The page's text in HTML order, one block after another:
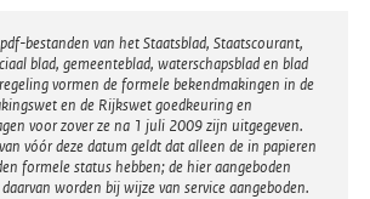
bestanden van het Staatsblad, Staatscourant,
blad, gemeenteblad, waterschapsblad en blad
vormen de formele bekendmakingen in de
en de Rijkswet goedkeuring en
voor zover ze na 1 juli 2009 zijn uitgegeven.
vóór deze datum geldt dat alleen de in papieren
formele status hebben; de hier aangeboden
worden bij wijze van service aangeboden.